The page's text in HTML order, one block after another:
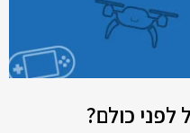
לפני כולם?